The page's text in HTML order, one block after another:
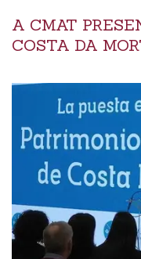
A CMAT
COSTA DA